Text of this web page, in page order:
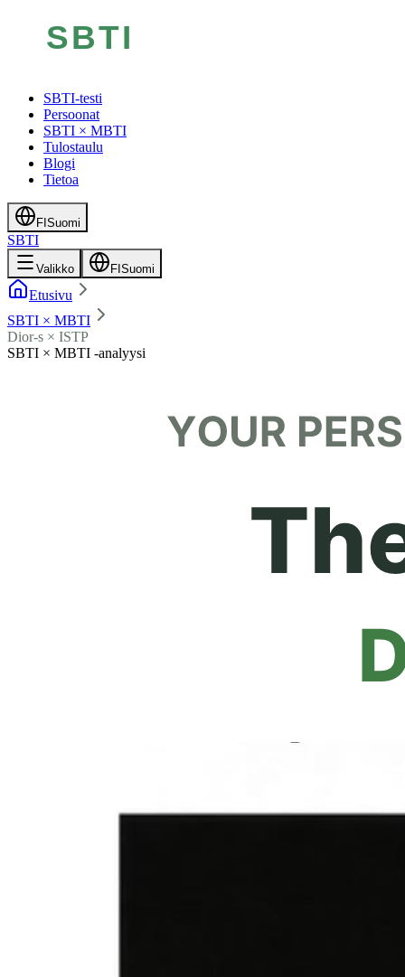
SBTI-testi
Persoonat
SBTI × MBTI
Tulostaulu
Blogi
Tietoa
FI Suomi
SBTI
Valikko FI Suomi
Etusivu
SBTI × MBTI
Dior-s × ISTP
SBTI × MBTI -analyysi